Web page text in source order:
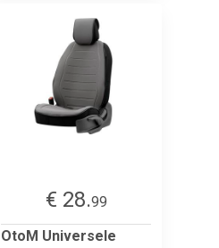
€ 28.99
OtoM Universele